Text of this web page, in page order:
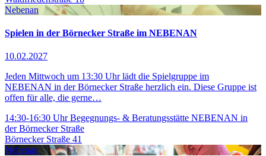
Nebenan
Spielen in der Börnecker Straße im NEBENAN
10.02.2027
Jeden Mittwoch um 13:30 Uhr lädt die Spielgruppe im
NEBENAN in der Börnecker Straße herzlich ein. Diese Gruppe ist
offen für alle, die gerne…
14:30-16:30 UhrBegegnungs- & Beratungsstätte NEBENAN in
der Börnecker Straße
Börnecker Straße 41
Nebenan